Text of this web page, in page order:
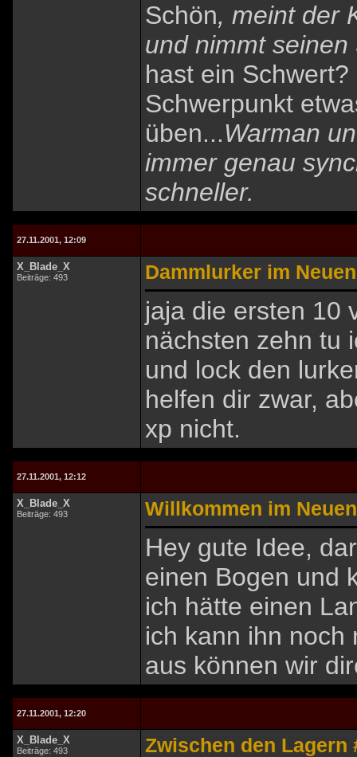
Schön, meint der
und nimmt
hast ein
Schwerpunkt
üben...Warman
immer genau
schneller.
27.11.2001, 12:09
X_Blade_X
Beiträge: 493 Dammlurker im
jaja die ersten 10
nächsten zehn tu
und lock den
helfen dir zwar,
xp nicht.
27.11.2001, 12:12
X_Blade_X
Beiträge: 493 Willkommen im
Hey gute Idee,
einen Bogen und
ich hätte einen
ich kann ihn noch
aus können wir
27.11.2001, 12:20
X_Blade_X
Beiträge: 493 Zwischen den Lagern